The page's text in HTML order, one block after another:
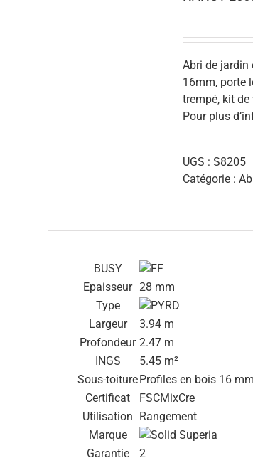
Abri de jardin
16mm, porte
trempé, kit
Pour plus
UGS :S8205
Catégorie :
BUSY
Epaisseur 28 mm
Type
Largeur
3.94 m
Profondeur 2.47 m
INGS
5.45 m²
Sous-toitureProfiles en bois 16 mm
Certificat
FSCMixCre
Utilisation Rangement
Marque
Garantie
2